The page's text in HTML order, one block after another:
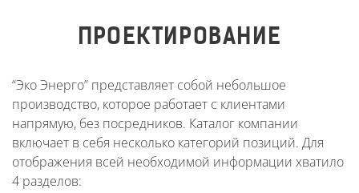
ПРОЕКТИРОВАНИЕ
“Эко Энерго” представляет собой небольшое
производство, которое работает с клиентами
напрямую, без посредников. Каталог компании
включает в себя несколько категорий позиций. Для
отображения всей необходимой информации хватило
4 разделов: